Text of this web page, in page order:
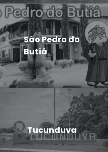
São Pedro do
Butiá
Tucunduva